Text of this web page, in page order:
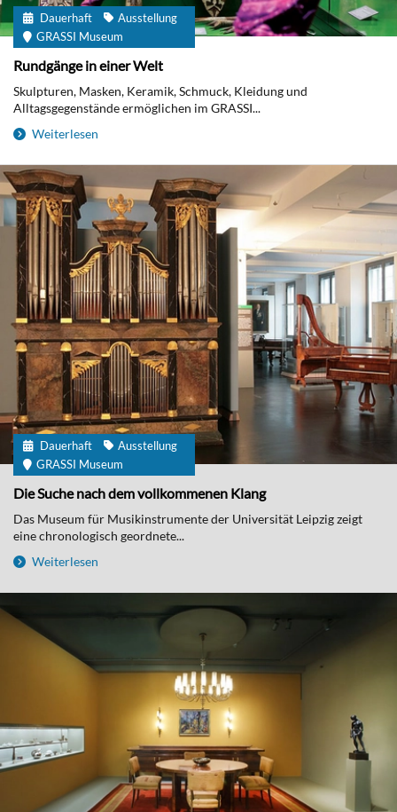
Dauerhaft
Ausstellung
GRASSI Museum
Rundgänge in einer Welt
Skulpturen, Masken, Keramik, Schmuck, Kleidung und
Alltagsgegenstände ermöglichen im GRASSI...
Weiterlesen
Dauerhaft
Ausstellung
GRASSI Museum
Die Suche nach dem vollkommenen Klang
Das Museum für Musikinstrumente der Universität Leipzig zeigt
eine chronologisch geordnete...
Weiterlesen